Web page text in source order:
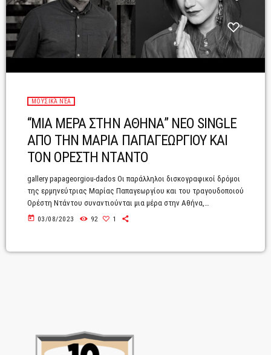
ΜΟΥΣΙΚΆ ΝΈΑ
“ΜΙΑ ΜΕΡΑ ΣΤΗΝ ΑΘΗΝΑ” ΝΕΟ SINGLE
ΑΠΟ ΤΗΝ ΜΑΡΙΑ ΠΑΠΑΓΕΩΡΓΙΟΥ ΚΑΙ
ΤΟΝ ΟΡΕΣΤΗ ΝΤΑΝΤΟ
gallery papageorgiou-dados Οι παράλληλοι δισκογραφικοί δρόμοι
της ερμηνεύτριας Μαρίας Παπαγεωργίου και του τραγουδοποιού
Ορέστη Ντάντου συναντιούνται μια μέρα στην Αθήνα,
τραγουδώντας για πρώτη φορά μαζί. Φίλοι από παλιά και
εκατομμύρια άλλοι άνθρωποι, “φυσώντας απαλά” πάνω σε κάθε
today 03/08/2023 92 1